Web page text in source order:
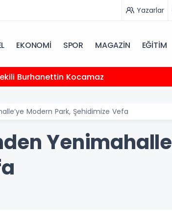
Yazarlar
EKONOMİ SPOR MAGAZİN EĞİTİM
Burhanettin Kocamaz
Modern Park, Şehidimize Vefa